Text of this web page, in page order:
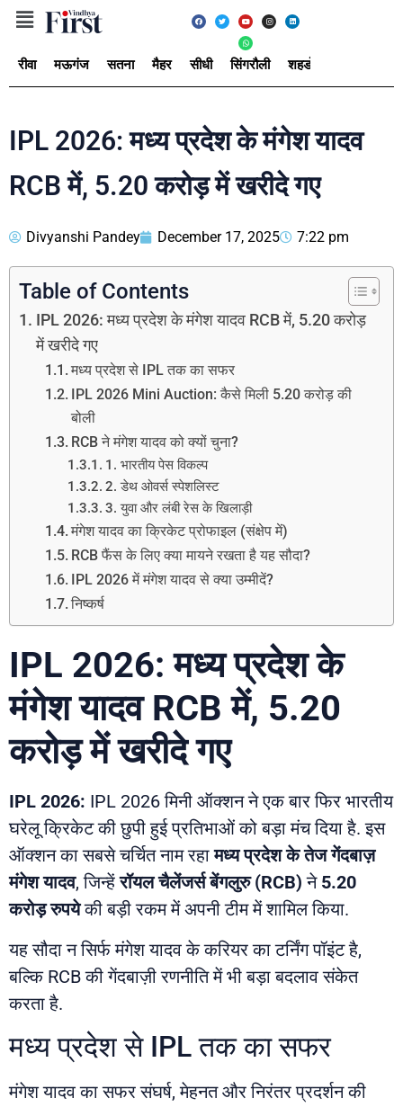
रीवा मऊगंज सतना मैहर सीधी सिंगरौली शहडोल
IPL 2026: मध्य प्रदेश के मंगेश यादव
RCB में, 5.20 करोड़ में खरीदे गए
Divyanshi Pandey December 17, 2025 7:22 pm
Table of Contents
IPL 2026: मध्य प्रदेश के मंगेश यादव RCB में, 5.20 करोड़
में खरीदे गए
मध्य प्रदेश से IPL तक का सफर
IPL 2026 Mini Auction: कैसे मिली 5.20 करोड़ की
बोली
RCB ने मंगेश यादव को क्यों चुना?
1. भारतीय पेस विकल्प
2. डेथ ओवर्स स्पेशलिस्ट
3. युवा और लंबी रेस के खिलाड़ी
मंगेश यादव का क्रिकेट प्रोफाइल (संक्षेप में)
RCB फैंस के लिए क्या मायने रखता है यह सौदा?
IPL 2026 में मंगेश यादव से क्या उम्मीदें?
निष्कर्ष
IPL 2026: मध्य प्रदेश के
मंगेश यादव RCB में, 5.20
करोड़ में खरीदे गए
IPL 2026: IPL 2026 मिनी ऑक्शन ने एक बार फिर भारतीय
घरेलू क्रिकेट की छुपी हुई प्रतिभाओं को बड़ा मंच दिया है. इस
ऑक्शन का सबसे चर्चित नाम रहामध्य प्रदेश के तेज गेंदबाज़
मंगेश यादव, जिन्हेंरॉयल चैलेंजर्स बेंगलुरु (RCB) ने 5.20
करोड़ रुपयेकी बड़ी रकम में अपनी टीम में शामिल किया.
यह सौदा न सिर्फ मंगेश यादव के करियर का टर्निंग पॉइंट है,
बल्कि RCB की गेंदबाज़ी रणनीति में भी बड़ा बदलाव संकेत
करता है.
मध्य प्रदेश से IPL तक का सफर
मंगेश यादव का सफर संघर्ष, मेहनत और निरंतर प्रदर्शन की